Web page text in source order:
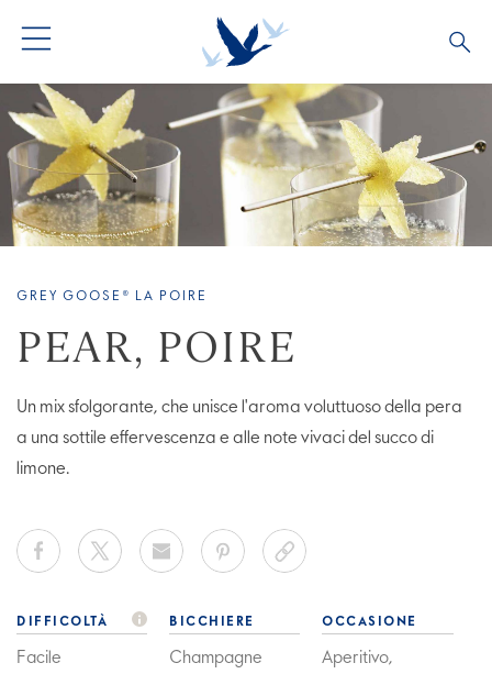
GREY GOOSE® LA POIRE
PEAR, POIRE
Un mix sfolgorante, che unisce l'aroma voluttuoso della pera
a una sottile effervescenza e alle note vivaci del succo di
limone.
DIFFICOLTÀ
Facile
BICCHIERE
Champagne
OCCASIONE
Aperitivo,